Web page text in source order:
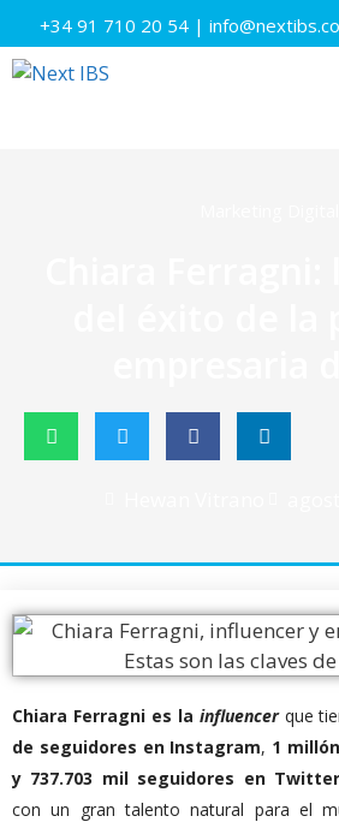
+34 91 710 20 54 |
Chiara Ferragni es la influencerque
de seguidores en Instagram, 1
y 737.703 mil seguidores en Twitter
con un gran talento natural para el